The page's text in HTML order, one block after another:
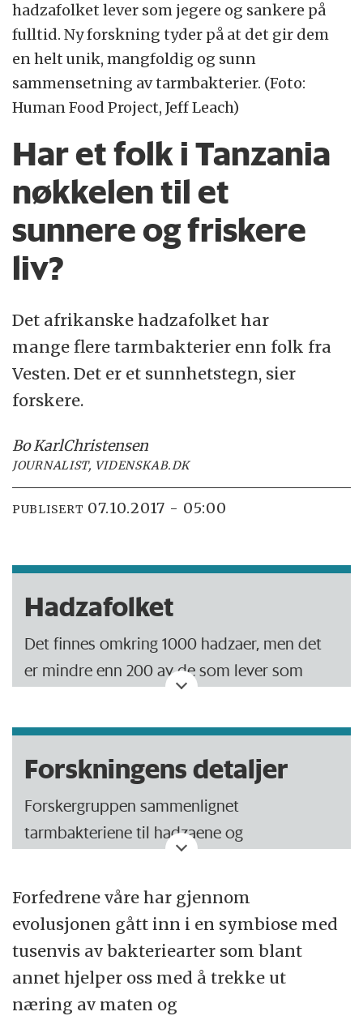
hadzafolket lever som jegere og sankere på
fulltid. Ny forskning tyder på at det gir dem
en helt unik, mangfoldig og sunn
sammensetning av tarmbakterier. (Foto:
Human Food Project, Jeff Leach)
Har et folk i Tanzania
nøkkelen til et
sunnere og friskere
liv?
Det afrikanske hadzafolket har
mange flere tarmbakterier enn folk fra
Vesten. Det er et sunnhetstegn, sier
forskere.
Bo KarlChristensen
JOURNALIST, VIDENSKAB.DK
PUBLISERT 07.10.2017 - 05:00
Hadzafolket
Det finnes omkring 1000 hadzaer, men det
er mindre enn 200 av de som lever som
Hadzaene er blant de siste befolkningene i
Afrika som lever slik.
Forskerne har bare undersøkt tarmbakterier
fra de hadzaene som lever som jegere og
Forskningens detaljer
Forskergruppen sammenlignet
tarmbakteriene til hadzaene og
Det viste at:
Tarmfloraen i folk fra industrialiserte land
er dominert av bakteriefamilien
Bacteroidaceae. I Vesten utgjør
Forfedrene våre har gjennom
evolusjonen gått inn i en symbiose med
tusenvis av bakteriearter som blant
annet hjelper oss med å trekke ut
næring av maten og